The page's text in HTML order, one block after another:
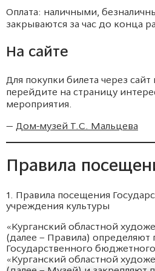
Оплата: наличными,
закрываются за час до конца
На сайте
Для покупки билета через
перейдите на страницу
мероприятия.
— Дом-музей Т.С. Мальцева
Правила
1. Правила посещения
учреждения культуры
«Курганский областной
(далее – Правила)
Государственного
«Курганский областной